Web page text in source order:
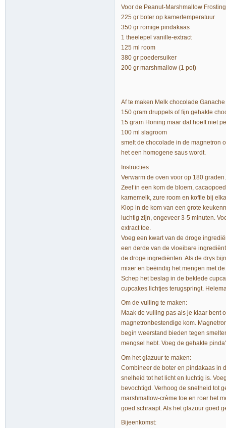
Voor de Peanut-Marshmallow
225 gr boter op kamertemperatuur
350 gr romige pindakaas
1 theelepel vanille-extract
125 ml room
380 gr poedersuiker
200 gr marshmallow (1 pot)
Af te maken Melk chocolade Ganache
150 gram druppels of fijn gehakte
15 gram Honing maar dat hoeft niet
100 ml slagroom
smelt de chocolade in de magnetron
het een homogene saus wordt.
Instructies
Verwarm de oven voor op 180
Zeef in een kom de bloem,
karnemelk, zure room en koffie bij
Klop in de kom van een grote
luchtig zijn, ongeveer 3-5 minuten.
extract toe.
Voeg een kwart van de droge
een derde van de vloeibare
de droge ingrediënten. Als de drys
mixer en beëindig het mengen met
Schep het beslag in de beklede
cupcakes lichtjes terugspringt.
Om de vulling te maken:
Maak de vulling pas als je klaar bent
magnetronbestendige kom.
begin weerstand bieden tegen
mengsel hebt. Voeg de gehakte
Om het glazuur te maken:
Combineer de boter en pindakaas in
snelheid tot het licht en luchtig is.
bevochtigd. Verhoog de snelheid tot
marshmallow-crème toe en roer het
goed schraapt. Als het glazuur goed
Bijeenkomst: